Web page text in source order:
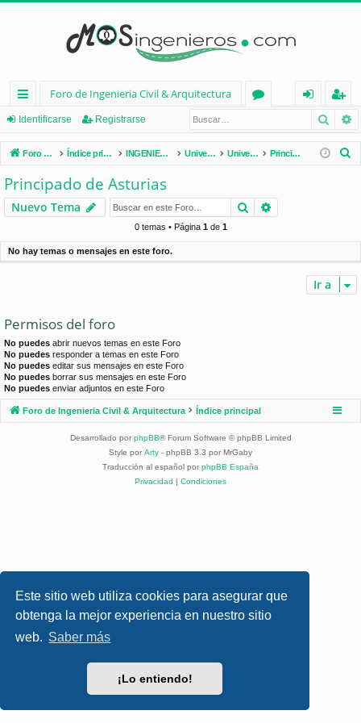
Este sitio web utiliza cookies para asegurar que
obtenga la mejor experiencia en nuestro sitio
web. Saber más
¡Lo entiendo!
nl
ac
es
rá
pi
d
Foro de Ingenieria Civil & Arquitectura
os
nt
ifi
e
eg
ist
ra
Identificarse Registrarse
Foro de Ingenieria Civil & Arquitectura Índice principal INGENIERÍA CIVIL (España) Universidades de España Universidades por Comunidades Principado de Asturias
r
Principado de Asturias
Nuevo Tema Buscar
0 temas • Página 1de 1
No hay temas o mensajes en este foro.
Ir a
Permisos del foro
No puedes abrir nuevos temas en este Foro
No puedes responder a temas en este Foro
No puedes editar sus mensajes en este Foro
No puedes borrar sus mensajes en este Foro
No puedes enviar adjuntos en este Foro
Foro de Ingenieria Civil & Arquitectura Índice principal
Desarrollado por phpBB® Forum Software © phpBB Limited
Style por Arty - phpBB 3.3 por MrGaby
Traducción al español por phpBB España
Privacidad | Condiciones